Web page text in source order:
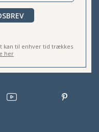
kan til enhver tid trækkes
her